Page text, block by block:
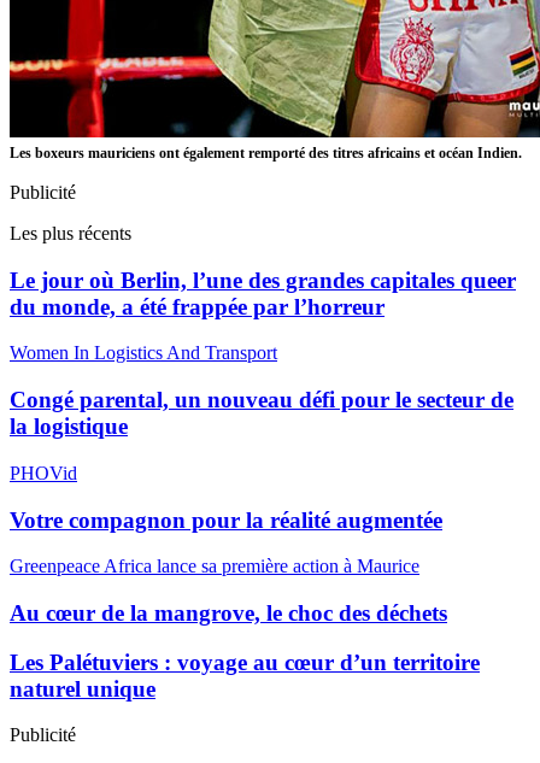
Les boxeurs mauriciens ont également remporté des titres africains et océan Indien.
Publicité
Les plus récents
Le jour où Berlin, l’une des grandes capitales queer
du monde, a été frappée par l’horreur
Women In Logistics And Transport
Congé parental, un nouveau défi pour le secteur de
la logistique
PHOVid
Votre compagnon pour la réalité augmentée
Greenpeace Africa lance sa première action à Maurice
Au cœur de la mangrove, le choc des déchets
Les Palétuviers : voyage au cœur d’un territoire
naturel unique
Publicité